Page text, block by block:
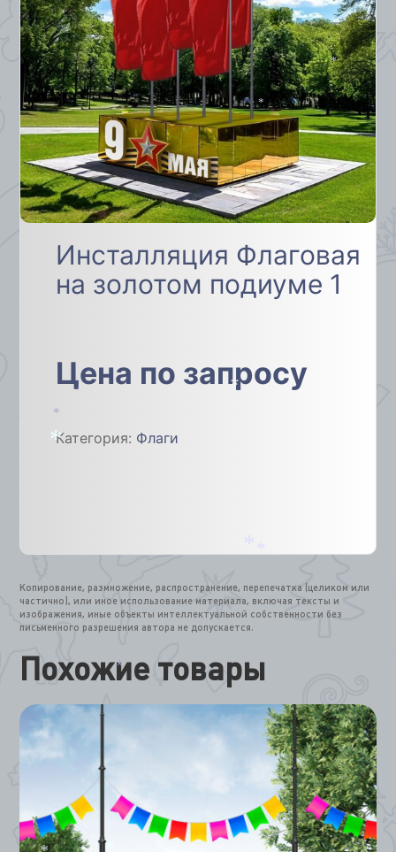
Инсталляция Флаговая
на золотом подиуме 1
Цена по запросу
Категория: Флаги
Копирование, размножение, распространение, перепечатка (целиком или
частично), или иное использование материала, включая тексты и
изображения, иные объекты интеллектуальной собственности без
письменного разрешения автора не допускается.
Похожие товары
*
*
*